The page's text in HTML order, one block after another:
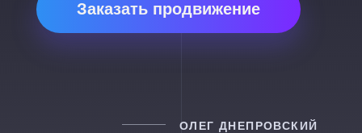
Заказать продвижение
ОЛЕГ ДНЕПРОВСКИЙ